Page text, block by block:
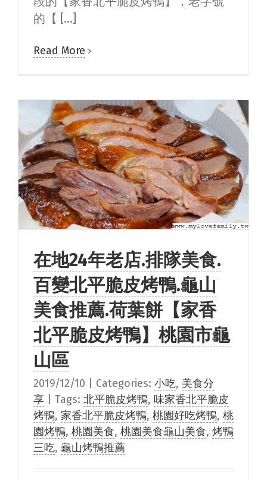
的【 [...]
Read More
在地24年老店.排隊美食.
百變北平脆皮烤鴨.龜山
美食推薦.荷葉餅【家香
北平脆皮烤鴨】桃園市龜
山區
2019/12/10 Categories: 小吃, 美食分
享
Tags: 北平脆皮烤鴨, 味家香北平脆皮
烤鴨, 家香北平脆皮烤鴨, 桃園好吃烤鴨, 桃
園烤鴨, 桃園美食, 桃園美食龜山美食, 烤鴨
三吃, 龜山烤鴨推薦